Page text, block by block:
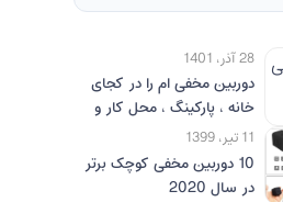
28 آذر، 1401
دوربین مخفی ام را در کجای
خانه ، پارکینگ ، محل کار و
.... نصب کنم؟
11 تیر، 1399
10 دوربین مخفی کوچک برتر
در سال 2020